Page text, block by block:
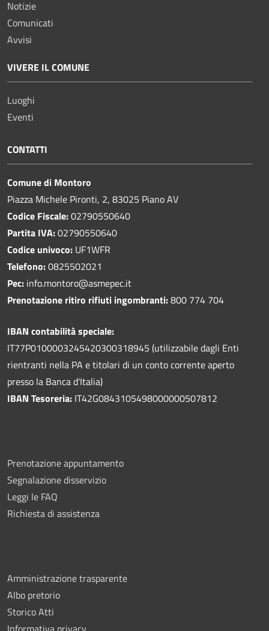
Notizie
Comunicati
Avvisi
VIVERE IL COMUNE
Luoghi
Eventi
CONTATTI
Comune di Montoro
Piazza Michele Pironti, 2, 83025 Piano AV
Codice Fiscale:02790550640
Partita IVA:02790550640
Codice univoco: UF1WFR
Telefono:0825502021
Pec: info.montoro@asmepec.it
Prenotazione ritiro rifiuti ingombranti:800 774 704
IBAN contabilità speciale:
IT77P0100003245420300318945 (utilizzabile dagli Enti
rientranti nella PA e titolari di un conto corrente aperto
presso la Banca d'Italia)
IBAN Tesoreria: IT42G0843105498000000507812
Prenotazione appuntamento
Segnalazione disservizio
Leggi le FAQ
Richiesta di assistenza
Amministrazione trasparente
Albo pretorio
Storico Atti